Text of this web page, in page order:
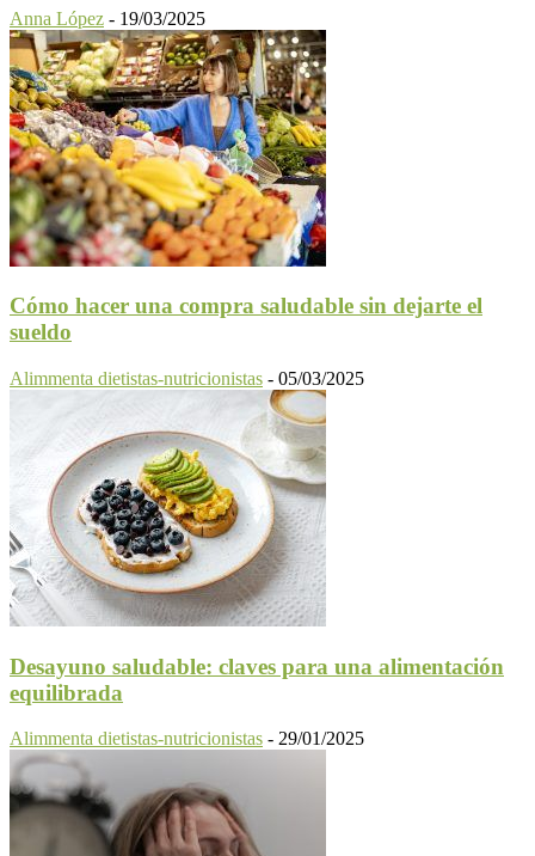
Anna López - 19/03/2025
Cómo hacer una compra saludable sin dejarte el
sueldo
Alimmenta dietistas-nutricionistas - 05/03/2025
Desayuno saludable: claves para una alimentación
equilibrada
Alimmenta dietistas-nutricionistas - 29/01/2025